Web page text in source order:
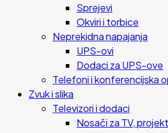
Sprejevi
Okviri i torbice
Neprekidna napajanja
UPS-ovi
Dodaci za UPS-ove
Telefoni i konferencijska
Zvuk i slika
Televizori i dodaci
Nosači za TV,